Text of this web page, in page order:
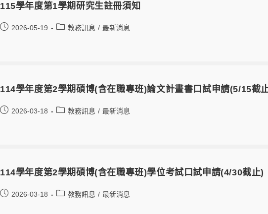
115學年度第1學期研究生註冊須知
2026-05-19 教務訊息 / 最新消息
114學年度第2學期碩博(含在職專班)論文計畫書口試申請(5/15
2026-03-18 教務訊息 / 最新消息
114學年度第2學期碩博(含在職專班)學位考試口試申請(4/30截
2026-03-18 教務訊息 / 最新消息